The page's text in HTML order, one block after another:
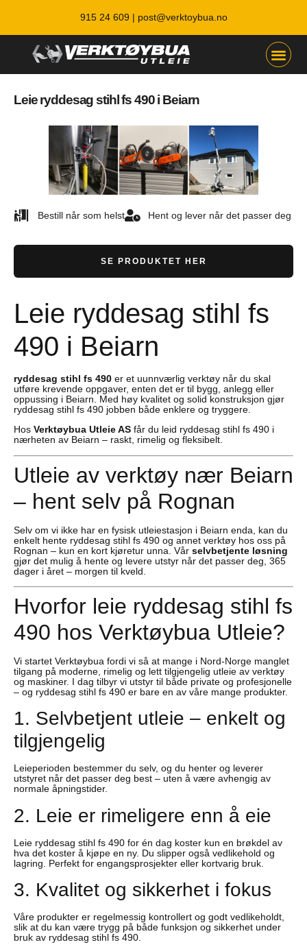
915 24 609 | post@verktoybua.no
Leie ryddesag stihl fs 490 i Beiarn
Bestill når som helst Hent og lever når det passer deg
SE PRODUKTET HER
Leie ryddesag stihl fs
490 i Beiarn
ryddesag stihl fs 490 er et uunnværlig verktøy når du skal
utføre krevende oppgaver, enten det er til bygg, anlegg eller
oppussing i Beiarn. Med høy kvalitet og solid konstruksjon gjør
ryddesag stihl fs 490 jobben både enklere og tryggere.
Hos Verktøybua Utleie AS får du leid ryddesag stihl fs 490 i
nærheten av Beiarn – raskt, rimelig og fleksibelt.
Utleie av verktøy nær Beiarn
– hent selv på Rognan
Selv om vi ikke har en fysisk utleiestasjon i Beiarn enda, kan du
enkelt hente ryddesag stihl fs 490 og annet verktøy hos oss på
Rognan – kun en kort kjøretur unna. Vår selvbetjente løsning
gjør det mulig å hente og levere utstyr når det passer deg, 365
dager i året – morgen til kveld.
Hvorfor leie ryddesag stihl fs
490 hos Verktøybua Utleie?
Vi startet Verktøybua fordi vi så at mange i Nord-Norge manglet
tilgang på moderne, rimelig og lett tilgjengelig utleie av verktøy
og maskiner. I dag tilbyr vi utstyr til både private og profesjonelle
– og ryddesag stihl fs 490 er bare en av våre mange produkter.
1. Selvbetjent utleie – enkelt og
tilgjengelig
Leieperioden bestemmer du selv, og du henter og leverer
utstyret når det passer deg best – uten å være avhengig av
normale åpningstider.
2. Leie er rimeligere enn å eie
Leie ryddesag stihl fs 490 for én dag koster kun en brøkdel av
hva det koster å kjøpe en ny. Du slipper også vedlikehold og
lagring. Perfekt for engangsprosjekter eller kortvarig bruk.
3. Kvalitet og sikkerhet i fokus
Våre produkter er regelmessig kontrollert og godt vedlikeholdt,
slik at du kan være trygg på både funksjon og sikkerhet under
bruk av ryddesag stihl fs 490.